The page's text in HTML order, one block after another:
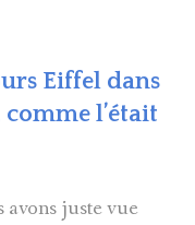
Eiffel dans
l’était
juste vue